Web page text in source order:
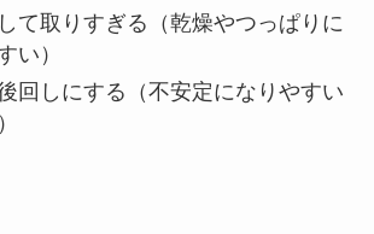
て取りすぎる（乾燥やつっぱりに
い）
回しにする（不安定になりやすい